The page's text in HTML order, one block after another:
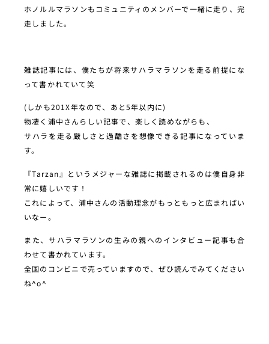
ホノルルマラソンもコミュニティのメンバーで一緒に走り、完
走しました。
雑誌記事には、僕たちが将来サハラマラソンを走る前提にな
って書かれていて笑
(しかも201X年なので、あと5年以内に)
物凄く浦中さんらしい記事で、楽しく読めながらも、
サハラを走る厳しさと過酷さを想像できる記事になっていま
す。
『Tarzan』というメジャーな雑誌に掲載されるのは僕自身非
常に嬉しいです！
これによって、浦中さんの活動理念がもっともっと広まればい
いなー。
また、サハラマラソンの生みの親へのインタビュー記事も合
わせて書かれています。
全国のコンビニで売っていますので、ぜひ読んでみてください
ね^o^